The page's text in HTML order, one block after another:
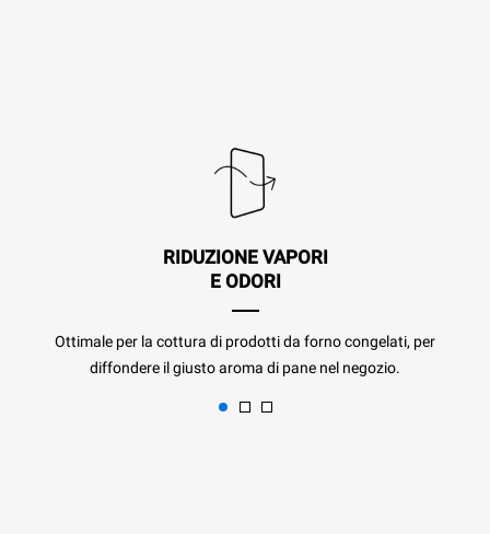
RIDUZIONE VAPORI
E ODORI
Ottimale per la cottura di prodotti da forno congelati, per
diffondere il giusto aroma di pane nel negozio.